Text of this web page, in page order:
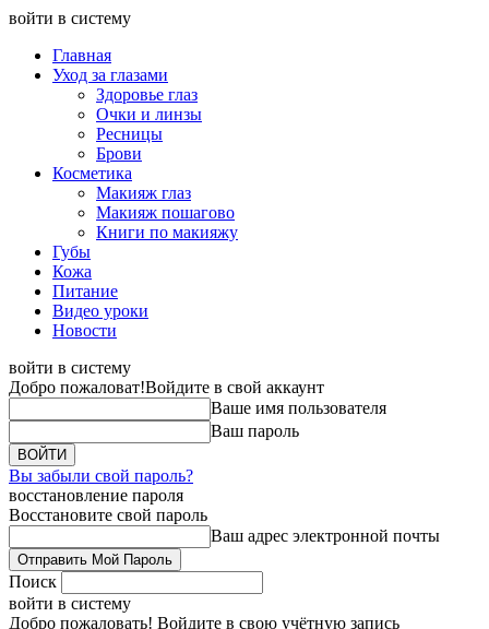
войти в систему
Главная
Уход за глазами
Здоровье глаз
Очки и линзы
Ресницы
Брови
Косметика
Макияж глаз
Макияж пошагово
Книги по макияжу
Губы
Кожа
Питание
Видео уроки
Новости
войти в систему
Добро пожаловат!Войдите в свой аккаунт
Ваше имя пользователя
Ваш пароль
Вы забыли свой пароль?
восстановление пароля
Восстановите свой пароль
Ваш адрес электронной почты
Поиск
войти в систему
Добро пожаловать! Войдите в свою учётную запись